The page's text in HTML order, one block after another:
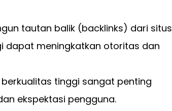
tautan balik (backlinks) dari situs
dapat meningkatkan otoritas dan
tinggi sangat penting
ekspektasi pengguna.